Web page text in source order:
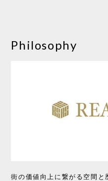
Philosophy
街の価値向上に繋がる空間